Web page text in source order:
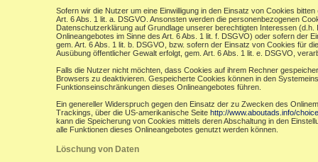
Sofern wir die Nutzer um eine Einwilligung in den Einsatz von Cookies
Art. 6 Abs. 1 lit. a. DSGVO. Ansonsten werden die personenbezogenen
Datenschutzerklärung auf Grundlage unserer berechtigten Interessen
Onlineangebotes im Sinne des Art. 6 Abs. 1 lit. f. DSGVO) oder sofern der
gem. Art. 6 Abs. 1 lit. b. DSGVO, bzw. sofern der Einsatz von Cookies für
Ausübung öffentlicher Gewalt erfolgt, gem. Art. 6 Abs. 1 lit. e. DSGVO,
Falls die Nutzer nicht möchten, dass Cookies auf ihrem Rechner
Browsers zu deaktivieren. Gespeicherte Cookies können in den
Funktionseinschränkungen dieses Onlineangebotes führen.
Ein genereller Widerspruch gegen den Einsatz der zu Zwecken des
Trackings, über die US-amerikanische Seite http://www.aboutads.info/
kann die Speicherung von Cookies mittels deren Abschaltung in den
alle Funktionen dieses Onlineangebotes genutzt werden können.
Löschung von Daten